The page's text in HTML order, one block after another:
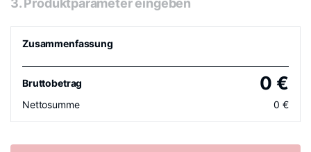
3. Produktparameter eingeben
Zusammenfassung
Bruttobetrag 0 €
Nettosumme 0 €